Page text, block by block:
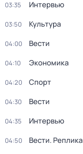
03:35 Интервью
03:50 Культура
04:00 Вести
04:10 Экономика
04:20 Спорт
04:30 Вести
04:35 Интервью
04:50 Вести. Реплика